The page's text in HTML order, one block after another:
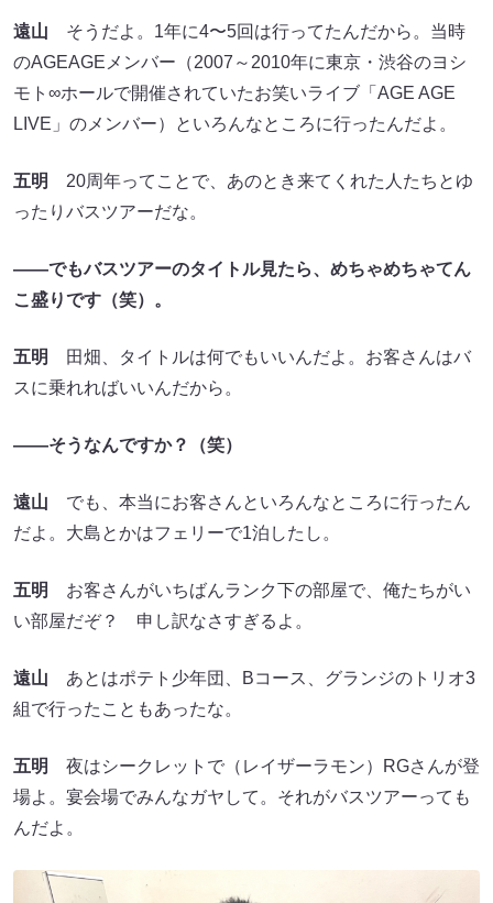
遠山 そうだよ。1年に4〜5回は行ってたんだから。当時
のAGEAGEメンバー（2007～2010年に東京・渋谷のヨシ
モト∞ホールで開催されていたお笑いライブ「AGE AGE
LIVE」のメンバー）といろんなところに行ったんだよ。
五明
20周年ってことで、あのとき来てくれた人たちとゆ
ったりバスツアーだな。
――でもバスツアーのタイトル見たら、めちゃめちゃてん
こ盛りです（笑）。
五明
田畑、タイトルは何でもいいんだよ。お客さんはバ
スに乗れればいいんだから。
――そうなんですか？ （笑）
遠山 でも、本当にお客さんといろんなところに行ったん
だよ。大島とかはフェリーで1泊したし。
五明
お客さんがいちばんランク下の部屋で、俺たちがい
い部屋だぞ？ 申し訳なさすぎるよ。
遠山 あとはポテト少年団、Bコース、グランジのトリオ3
組で行ったこともあったな。
五明
夜はシークレットで（レイザーラモン）RGさんが登
場よ。宴会場でみんなガヤして。それがバスツアーっても
んだよ。